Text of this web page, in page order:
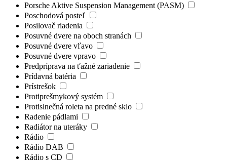
Porsche Aktive Suspension Management (PASM)
Poschodová posteľ
Posilovač riadenia
Posuvné dvere na oboch stranách
Posuvné dvere vľavo
Posuvné dvere vpravo
Predpríprava na ťažné zariadenie
Prídavná batéria
Prístrešok
Protiprešmykový systém
Protislnečná roleta na predné sklo
Radenie pádlami
Radiátor na uteráky
Rádio
Rádio DAB
Rádio s CD